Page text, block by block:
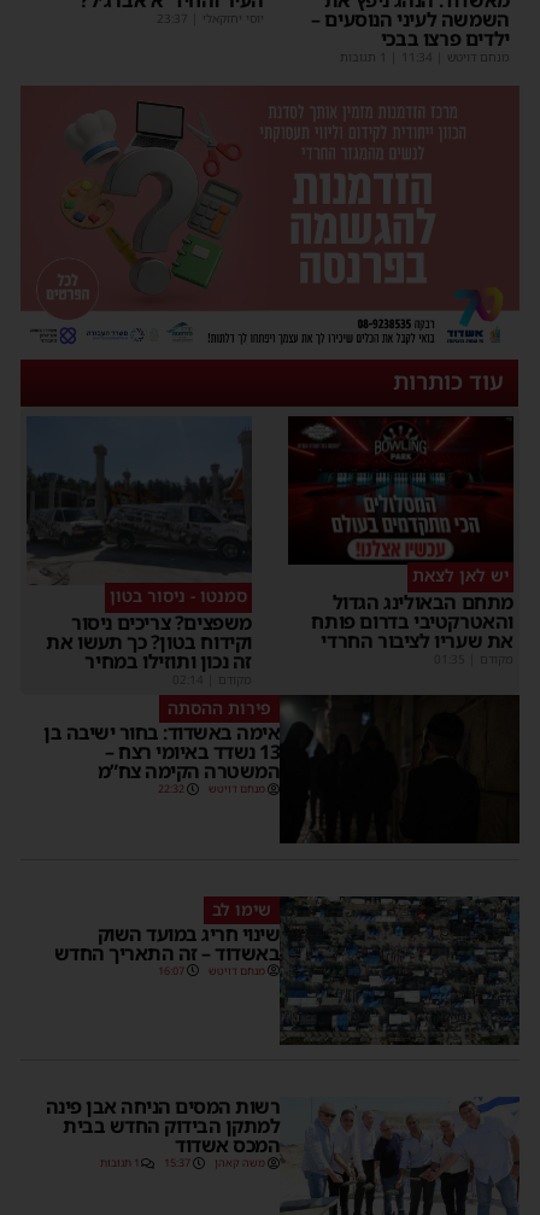
השמשה לעיני הנוסעים –
ילדים פרצו בבכי
מנחם דויטש 11:34
יוסי יחזקאלי 23:37
עוד כותרות
יש לאן לצאת
מתחם הבאולינג הגדול
והאטרקטיבי בדרום פותח
את שעריו לציבור החרדי
מקודם
סמנטו - ניסור בטון
משפצים? צריכים ניסור
וקידוח בטון? כך תעשו את
זה נכון ותוזילו במחיר
מקודם
פירות ההסתה
אימה באשדוד: בחור ישיבה בן
13 נשדד באיומי רצח –
המשטרה הקימה צח”מ
מנחם דויטש 22:32
שימו לב
שינוי חריג במועד השוק
באשדוד – זה התאריך החדש
מנחם דויטש 16:07
רשות המסים הניחה אבן פינה
למתקן הבידוק החדש בבית
המכס אשדוד
משה קאהן 15:37 1 תגובות